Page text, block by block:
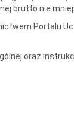
brutto nie
Portalu
oraz